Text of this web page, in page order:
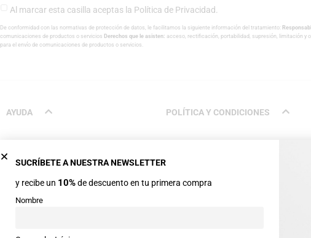
Al marcar esta casilla aceptas la Política de Privacidad
De conformidad con las normativas de protección de datos, le facilitamos la siguiente información del tratamiento:
comunicaciones de productos o servicios Derechos que le asisten: acceso, rectificación, portabilidad, supresión, limitación y
para el envío de comunicaciones de productos o servicios.
AYUDA
Métodos de pago
Envíos
POLÍTICA Y CONDICIONES
Política de privacidad
SUCRÍBETE A NUESTRA NEWSLETTER
y recibe un 10%de descuento en tu primera compra
Nombre